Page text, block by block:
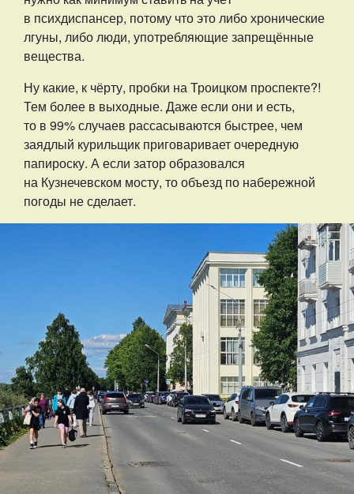
в психдиспансер, потому что это либо хронические
лгуны, либо люди, употребляющие запрещённые
вещества.
Ну какие, к чёрту, пробки на Троицком проспекте?!
Тем более в выходные. Даже если они и есть,
то в 99% случаев рассасываются быстрее, чем
заядлый курильщик приговаривает очередную
папироску. А если затор образовался
на Кузнечевском мосту, то объезд по набережной
погоды не сделает.